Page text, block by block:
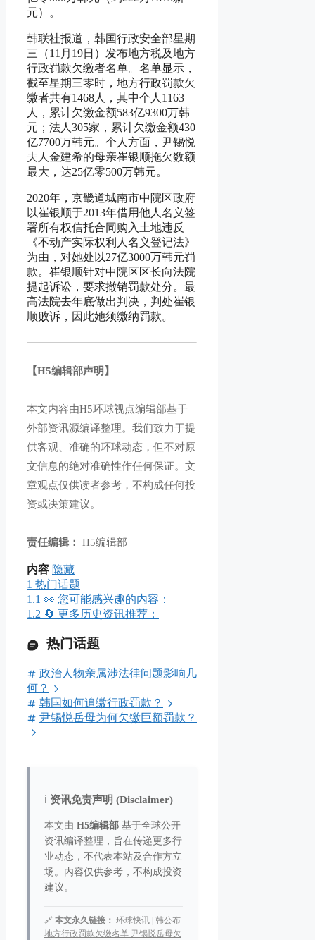
元）。
韩联社报道，韩国行政安全部星期
三（11月19日）发布地方税及地方
行政罚款欠缴者名单。名单显示，
截至星期三零时，地方行政罚款欠
缴者共有1468人，其中个人1163
人，累计欠缴金额583亿9300万韩
元；法人305家，累计欠缴金额430
亿7700万韩元。个人方面，尹锡悦
夫人金建希的母亲崔银顺拖欠数额
最大，达25亿零500万韩元。
2020年，京畿道城南市中院区政府
以崔银顺于2013年借用他人名义签
署所有权信托合同购入土地违反
《不动产实际权利人名义登记法》
为由，对她处以27亿3000万韩元罚
款。崔银顺针对中院区区长向法院
提起诉讼，要求撤销罚款处分。最
高法院去年底做出判决，判处崔银
顺败诉，因此她须缴纳罚款。
【H5编辑部声明】
本文内容由H5环球视点编辑部基于
外部资讯源编译整理。我们致力于提
供客观、准确的环球动态，但不对原
文信息的绝对准确性作任何保证。文
章观点仅供读者参考，不构成任何投
资或决策建议。
责任编辑： H5编辑部
内容 隐藏
1 热门话题
1.1 👀 您可能感兴趣的内容：
1.2 🔄 更多历史资讯推荐：
热门话题
政治人物亲属涉法律问题影响几
何？
韩国如何追缴行政罚款？
尹锡悦岳母为何欠缴巨额罚款？
ℹ️ 资讯免责声明 (Disclaimer)
本文由 H5编辑部 基于全球公开
资讯编译整理，旨在传递更多行
业动态，不代表本站及合作方立
场。内容仅供参考，不构成投资
建议。
🔗 本文永久链接： 环球快讯 | 韩公布
地方行政罚款欠缴名单 尹锡悦岳母欠